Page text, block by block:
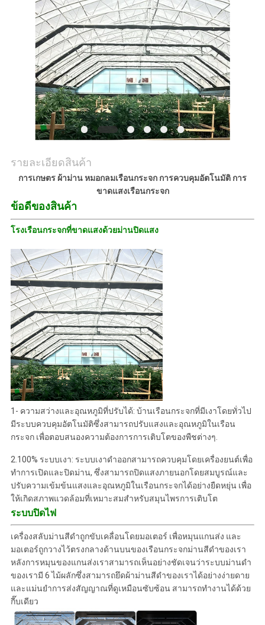
เว็บไซต์
นโยบาย
ความ
ตัว
รายละเอียดสินค้า
การเกษตร ผ้าม่าน หมอกลมเรือนกระจก การควบคุมอัตโนมัติ การ
ขาดแสงเรือนกระจก
ข้อดีของสินค้า
โรงเรือนกระจกที่ขาดแสงด้วยม่านปิดแสง
1- ความสว่างและอุณหภูมิที่ปรับได้: บ้านเรือนกระจกที่มีเงาโดยทั่วไป
มีระบบควบคุมอัตโนมัติซึ่งสามารถปรับแสงและอุณหภูมิในเรือน
กระจก เพื่อตอบสนองความต้องการการเติบโตของพืชต่างๆ.
2.100% ระบบเงา: ระบบเงาดําออกสามารถควบคุมโดยเครื่องยนต์เพื่อ
ทําการเปิดและปิดม่าน, ซึ่งสามารถปิดแสงภายนอกโดยสมบูรณ์และ
ปรับความเข้มข้นแสงและอุณหภูมิในเรือนกระจกได้อย่างยืดหยุ่น เพื่อ
ให้เกิดสภาพแวดล้อมที่เหมาะสมสําหรับสมุนไพรการเติบโต
ระบบปิดไฟ
เครื่องสลับม่านสีดําถูกขับเคลื่อนโดยมอเตอร์ เพื่อหมุนแกนส่ง และ
มอเตอร์ถูกวางไว้ตรงกลางด้านบนของเรือนกระจกม่านสีดําของเรา
หลังการหมุนของแกนส่งเราสามารถเห็นอย่างชัดเจนว่าระบบม่านดํา
ของเรามี 6 ไม้ผลักซึ่งสามารถยึดผ้าม่านสีดําของเราได้อย่างง่ายดาย
และแม่นยําการส่งสัญญาณที่ดูเหมือนซับซ้อน สามารถทํางานได้ด้วย
กี๊บเดียว